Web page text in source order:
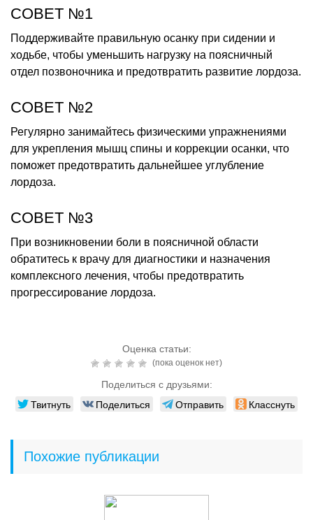
СОВЕТ №1
Поддерживайте правильную осанку при сидении и
ходьбе, чтобы уменьшить нагрузку на поясничный
отдел позвоночника и предотвратить развитие лордоза.
СОВЕТ №2
Регулярно занимайтесь физическими упражнениями
для укрепления мышц спины и коррекции осанки, что
поможет предотвратить дальнейшее углубление
лордоза.
СОВЕТ №3
При возникновении боли в поясничной области
обратитесь к врачу для диагностики и назначения
комплексного лечения, чтобы предотвратить
прогрессирование лордоза.
Оценка статьи:
(пока оценок нет)
Поделиться с друзьями:
Твитнуть Поделиться Отправить Класснуть
Похожие публикации